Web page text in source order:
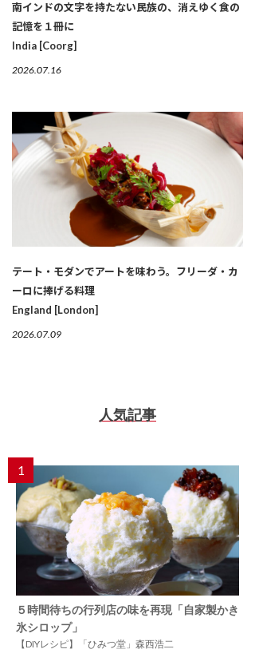
南インドの文字を持たない民族の、消えゆく食の
記憶を１冊に
India [Coorg]
2026.07.16
テート・モダンでアートを味わう。フリーダ・カ
ーロに捧げる料理
England [London]
2026.07.09
人気記事
1
５時間待ちの行列店の味を再現「自家製かき
氷シロップ」
【DIYレシピ】「ひみつ堂」森西浩二